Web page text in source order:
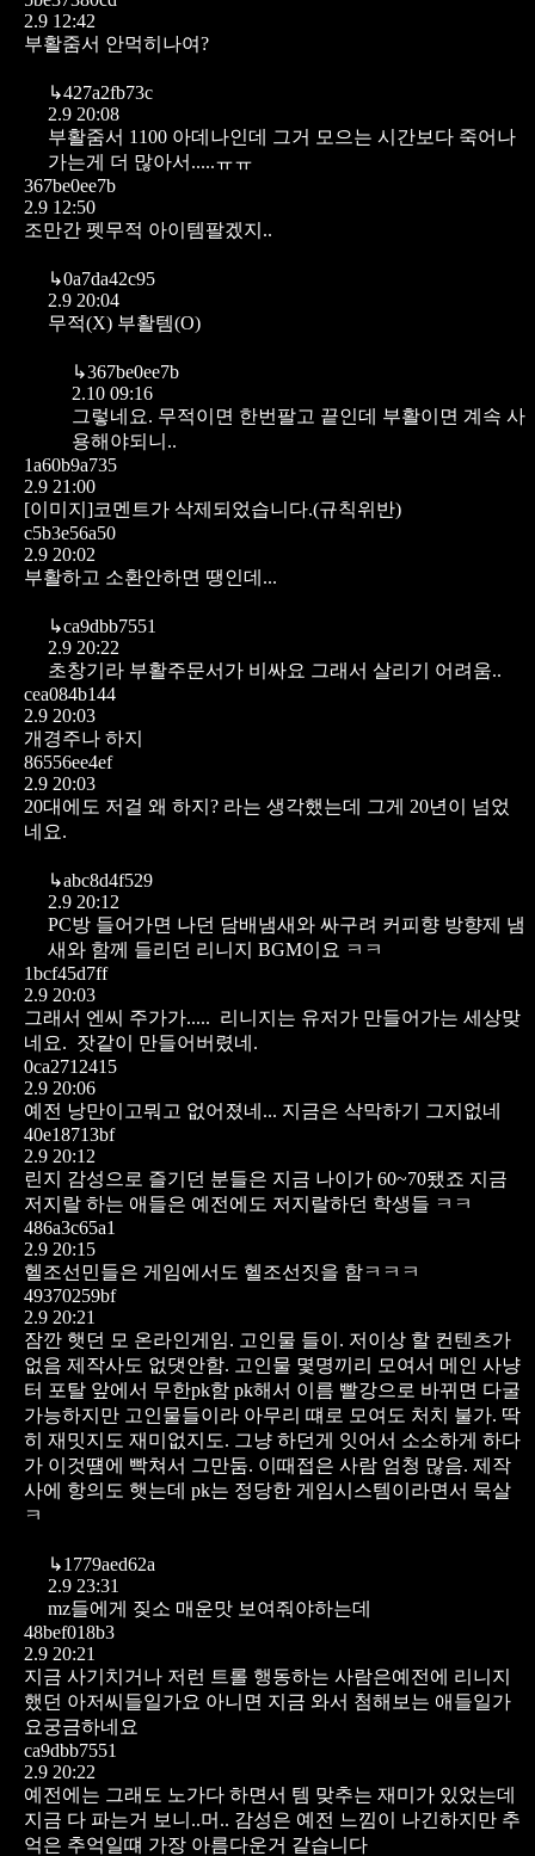
2.9 12:42
부활줌서 안먹히나여?
↳427a2fb73c
2.9 20:08
부활줌서 1100 아데나인데 그거 모으는 시간보다 죽어나
가는게 더 많아서.....ㅠㅠ
367be0ee7b
2.9 12:50
조만간 펫무적 아이템팔겠지..
↳0a7da42c95
2.9 20:04
무적(X) 부활템(O)
↳367be0ee7b
2.10 09:16
그렇네요. 무적이면 한번팔고 끝인데 부활이면 계속 사
용해야되니..
1a60b9a735
2.9 21:00
[이미지]코멘트가 삭제되었습니다.(규칙위반)
c5b3e56a50
2.9 20:02
부활하고 소환안하면 땡인데...
↳ca9dbb7551
2.9 20:22
초창기라 부활주문서가 비싸요 그래서 살리기 어려움..
cea084b144
2.9 20:03
개경주나 하지
86556ee4ef
2.9 20:03
20대에도 저걸 왜 하지? 라는 생각했는데 그게 20년이 넘었
네요.
↳abc8d4f529
2.9 20:12
PC방 들어가면 나던 담배냄새와 싸구려 커피향 방향제 냄
새와 함께 들리던 리니지 BGM이요 ㅋㅋ
1bcf45d7ff
2.9 20:03
그래서 엔씨 주가가..... 리니지는 유저가 만들어가는 세상맞
네요. 잣같이 만들어버렸네.
0ca2712415
2.9 20:06
예전 낭만이고뭐고 없어졌네... 지금은 삭막하기 그지없네
40e18713bf
2.9 20:12
린지 감성으로 즐기던 분들은 지금 나이가 60~70됐죠 지금
저지랄 하는 애들은 예전에도 저지랄하던 학생들 ㅋㅋ
486a3c65a1
2.9 20:15
헬조선민들은 게임에서도 헬조선짓을 함ㅋㅋㅋ
49370259bf
2.9 20:21
잠깐 햇던 모 온라인게임. 고인물 들이. 저이상 할 컨텐츠가
없음 제작사도 없댓안함. 고인물 몇명끼리 모여서 메인 사냥
터 포탈 앞에서 무한pk함 pk해서 이름 빨강으로 바뀌면 다굴
가능하지만 고인물들이라 아무리 떄로 모여도 처치 불가. 딱
히 재밋지도 재미없지도. 그냥 하던게 잇어서 소소하게 하다
가 이것떔에 빡쳐서 그만둠. 이때접은 사람 엄청 많음. 제작
사에 항의도 햇는데 pk는 정당한 게임시스템이라면서 묵살
ㅋ
↳1779aed62a
2.9 23:31
mz들에게 짖소 매운맛 보여줘야하는데
48bef018b3
2.9 20:21
지금 사기치거나 저런 트롤 행동하는 사람은예전에 리니지
했던 아저씨들일가요 아니면 지금 와서 첨해보는 애들일가
요궁금하네요
ca9dbb7551
2.9 20:22
예전에는 그래도 노가다 하면서 템 맞추는 재미가 있었는데
지금 다 파는거 보니..머.. 감성은 예전 느낌이 나긴하지만 추
억은 추억일떄 가장 아름다운거 같습니다